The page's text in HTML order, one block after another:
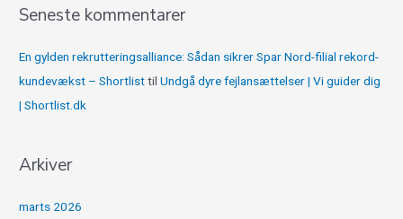
Seneste kommentarer
En gylden rekrutteringsalliance: Sådan sikrer Spar Nord-filial rekord-
kundevækst – ShortlisttilUndgå dyre fejlansættelser | Vi guider dig
| Shortlist.dk
Arkiver
marts 2026